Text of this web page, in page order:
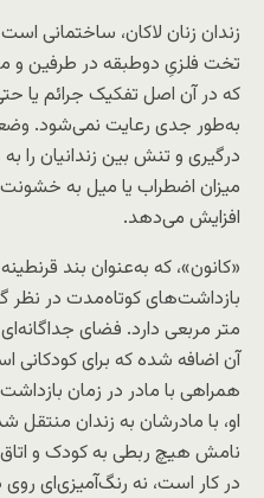
که در آن اصل تفکیک جرائم یا
به‌طور جدی رعایت نمی‌شود.
درگیری و تنش بین زندانیان را
میزان اضطراب یا میل به
افزایش می‌دهد.
متر مربعی دارد. فضای
آن اضافه شده که برای کودکانی
همراهی با مادر در زمان
او، با مادرشان به زندان منتقل
نامش هیچ ربطی به کودک و
در کار است، نه رنگ‌آمیزی‌ای روی